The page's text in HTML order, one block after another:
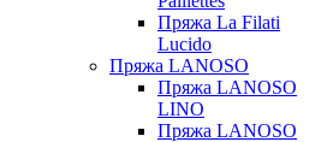
Пряжа La Filati
Lucido
Пряжа LANOSO
Пряжа LANOSO
LINO
Пряжа LANOSO